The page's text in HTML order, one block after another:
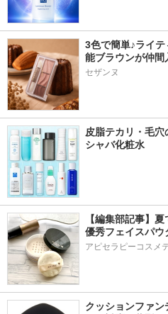
3色で簡単♪ライ
能ブラウンが仲間
セザンヌ
皮脂テカリ・毛
シャバ化粧水
【編集部記事】
優秀フェイスパウ
アピセラピーコスメ
クッションファ